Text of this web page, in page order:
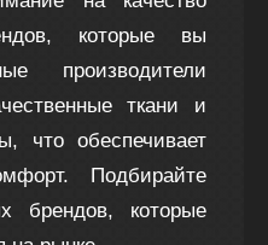
которые вы
производители
ткани и
что обеспечивает
Подбирайте
брендов, которые